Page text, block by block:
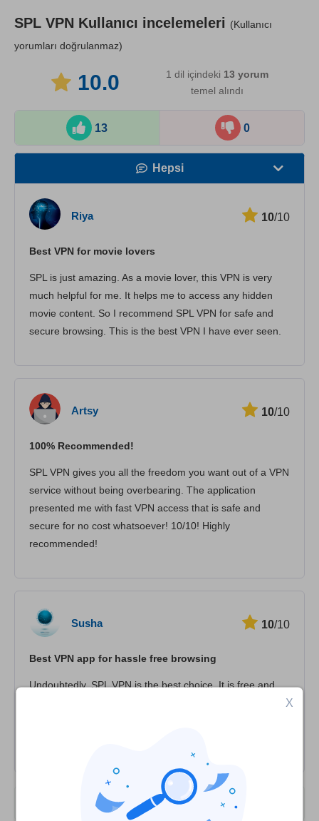
SPL VPN Kullanıcı incelemeleri (Kullanıcı
yorumları doğrulanmaz)
10.0 1 dil içindeki 13 yorum
temel alındı
13 0
Hepsi
Müşteri hizmetleri
Riya 10/10
Best VPN for movie lovers
SPL is just amazing. As a movie lover, this VPN is very
much helpful for me. It helps me to access any hidden
movie content. So I recommend SPL VPN for safe and
secure browsing. This is the best VPN I have ever seen.
Artsy 10/10
100% Recommended!
SPL VPN gives you all the freedom you want out of a VPN
service without being overbearing. The application
presented me with fast VPN access that is safe and
secure for no cost whatsoever! 10/10! Highly
recommended!
Susha 10/10
Best VPN app for hassle free browsing
Undoubtedly, SPL VPN is the best choice. It is free and
Kullanıcı Yorumları
X